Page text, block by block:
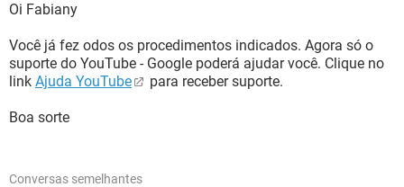
Oi Fabiany
Você já fez odos os procedimentos indicados. Agora só o
suporte do YouTube - Google poderá ajudar você. Clique no
link Ajuda YouTube para receber suporte.
Boa sorte
Conversas semelhantes